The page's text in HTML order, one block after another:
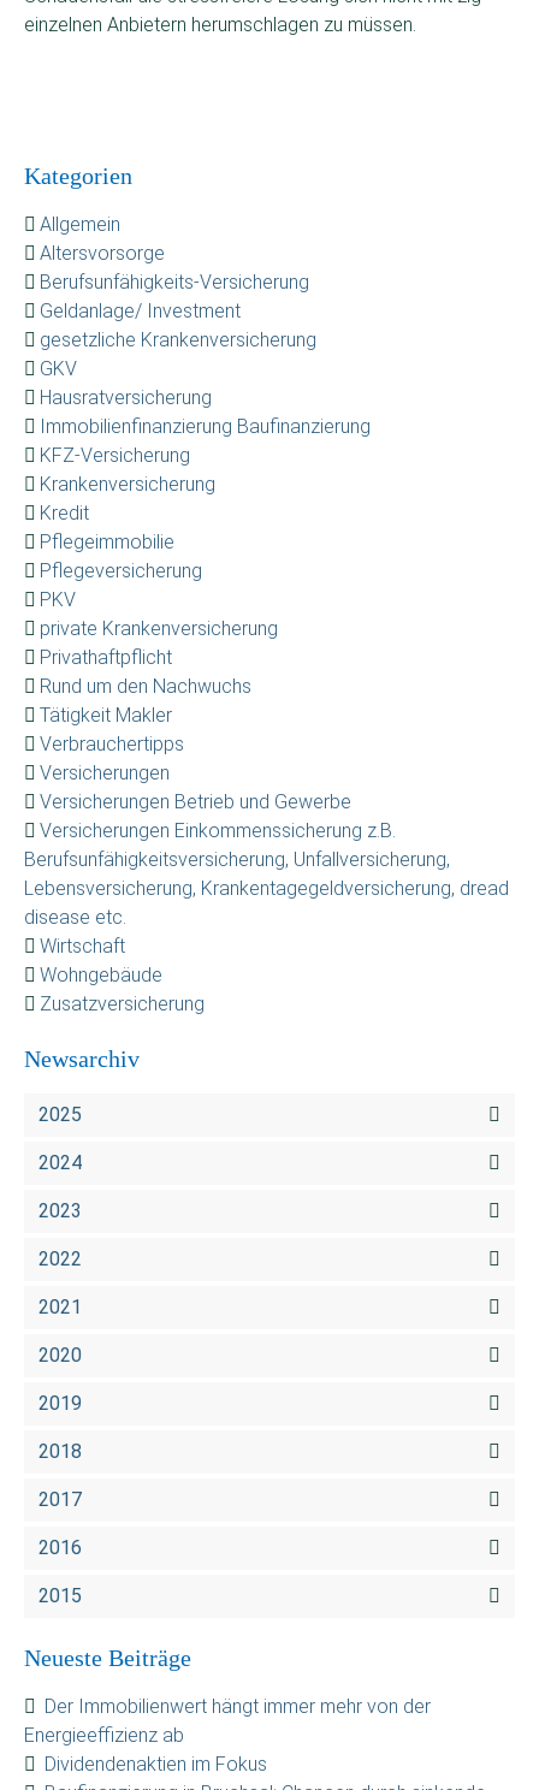
einzelnen Anbietern herumschlagen zu müssen.
Kategorien
Allgemein
Altersvorsorge
Berufsunfähigkeits-Versicherung
Geldanlage/ Investment
gesetzliche Krankenversicherung
GKV
Hausratversicherung
Immobilienfinanzierung Baufinanzierung
KFZ-Versicherung
Krankenversicherung
Kredit
Pflegeimmobilie
Pflegeversicherung
PKV
private Krankenversicherung
Privathaftpflicht
Rund um den Nachwuchs
Tätigkeit Makler
Verbrauchertipps
Versicherungen
Versicherungen Betrieb und Gewerbe
Versicherungen Einkommenssicherung z.B.
Berufsunfähigkeitsversicherung, Unfallversicherung,
Lebensversicherung, Krankentagegeldversicherung, dread
disease etc.
Wirtschaft
Wohngebäude
Zusatzversicherung
Newsarchiv
2025
2024
2023
2022
2021
2020
2019
2018
2017
2016
2015
Neueste Beiträge
Der Immobilienwert hängt immer mehr von der
Energieeffizienz ab
Dividendenaktien im Fokus